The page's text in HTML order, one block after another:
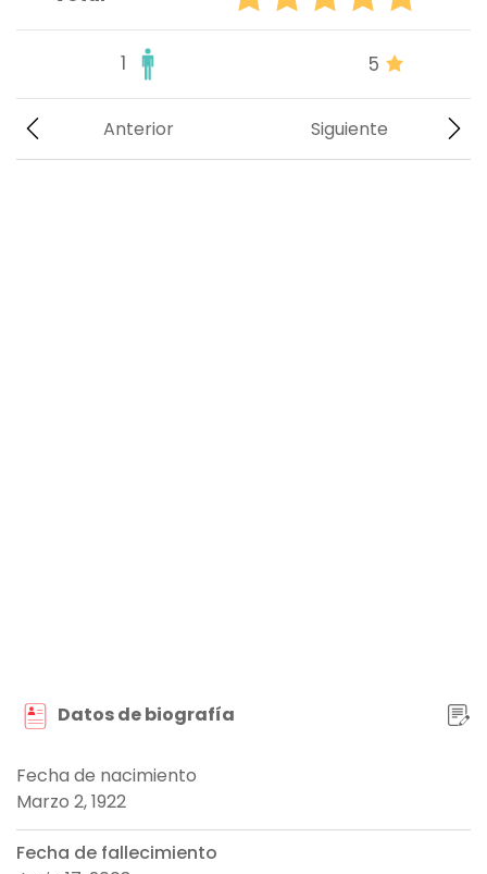
1 5
Siguiente
Anterior
Datos de biografía
Fecha de nacimiento
Marzo 2, 1922
Fecha de fallecimiento